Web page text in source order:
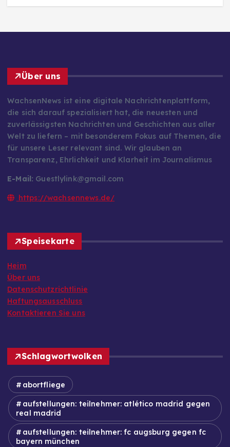
Über uns
WachsenNews ist eine digitale Nachrichtenplattform,
die sich darauf spezialisiert hat, die neuesten und
zuverlässigsten Nachrichten und Geschichten aus aller
Welt zu liefern – mit besonderem Fokus auf Themen, die
für unsere Leser relevant sind. Wir glauben an
Transparenz, Ehrlichkeit und Klarheit im Journalismus
E-Mail: Guestlylink@gmail.com
https://wachsennews.de/
Speisekarte
Heim
Über uns
Datenschutzrichtlinie
Haftungsausschluss
Kontaktieren Sie uns
Schlagwortwolken
abortfliege
aufstellungen: teilnehmer: atlético madrid gegen
real madrid
aufstellungen: teilnehmer: fc augsburg gegen fc
bayern münchen